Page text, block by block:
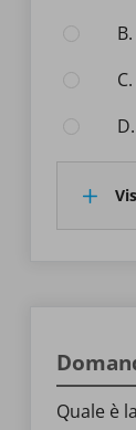
B.
C.
D.
Quale è